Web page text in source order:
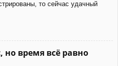
то сейчас удачный
но время всё равно